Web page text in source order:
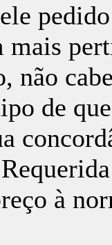
mais
não
de
à